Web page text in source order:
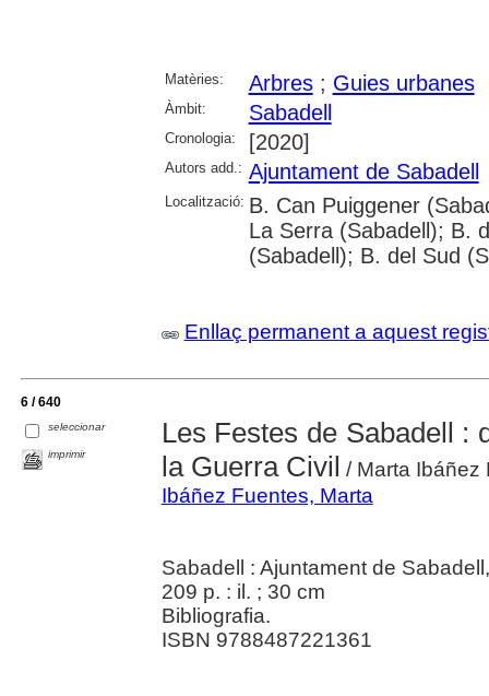
Matèries: Arbres; Guies urbanes
Àmbit: Sabadell
Cronologia: [2020]
Autors add.: Ajuntament de Sabadell
Localització: B. Can Puiggener
La Serra (Sabadell); B.
(Sabadell); B. del Sud
Enllaç permanent a aquest
6 / 640
seleccionar
imprimir
Les Festes de Sabadell :
la Guerra Civil / Marta Ibáñez
Ibáñez Fuentes, Marta
Sabadell : Ajuntament de
209 p. : il. ; 30 cm
Bibliografia.
ISBN 9788487221361